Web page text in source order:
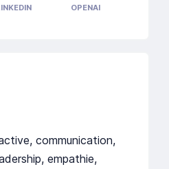
OPENAI
communication,
empathie,